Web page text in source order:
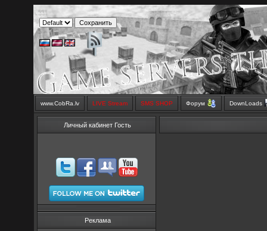
www.CobRa.lv LIVE Stream SMS SHOP Форум DownLoads
Личный кабинет Гость
Реклама